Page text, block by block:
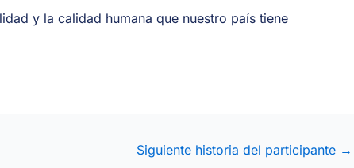
y la calidad humana que nuestro país tiene
Siguiente historia del participante →